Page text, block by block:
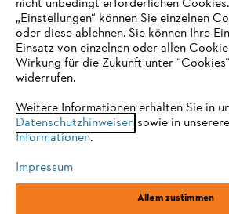
Service
Allgemeine Geschäftsbedingungen
Impressum Cookies Rechtliche
IHR BROWSER WIRD
UNTERSTÜTZT
eine optimale Nutzung unserer Seite
einem der folgenden Browser zu wechseln:
Firefox
nicht unbedingt erforderlichen
„Einstellungen“ können Sie einzelnen
oder diese ablehnen. Sie können Ihre
Einsatz von einzelnen oder allen
Wirkung für die Zukunft unter
widerrufen.
Weitere Informationen erhalten Sie in
Datenschutzhinweisensowie in
Informationen.
Impressum
Allem zustimmen